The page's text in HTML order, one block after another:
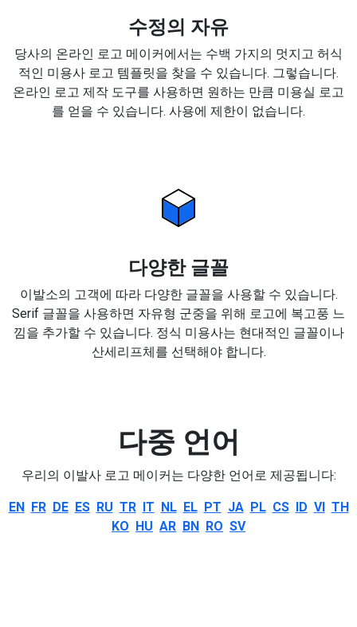
수정의 자유
당사의 온라인 로고 메이커에서는 수백 가지의 멋지고 허식
적인 미용사 로고 템플릿을 찾을 수 있습니다. 그렇습니다.
온라인 로고 제작 도구를 사용하면 원하는 만큼 미용실 로고
를 얻을 수 있습니다. 사용에 제한이 없습니다.
다양한 글꼴
이발소의 고객에 따라 다양한 글꼴을 사용할 수 있습니다.
Serif 글꼴을 사용하면 자유형 군중을 위해 로고에 복고풍 느
낌을 추가할 수 있습니다. 정식 미용사는 현대적인 글꼴이나
산세리프체를 선택해야 합니다.
다중 언어
우리의 이발사 로고 메이커는 다양한 언어로 제공됩니다:
EN FR DE ES RU TR IT NL EL PT JA PL CS ID VI TH
KO HU AR BN RO SV